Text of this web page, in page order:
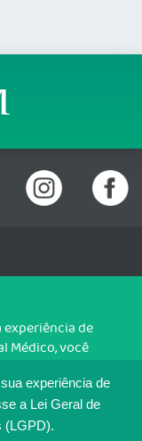
experiência de
a Lei Geral de
(LGPD).
- CEP: 70200-760 -
experiência de
Médico, você
é feito, acesse
em ACEITO.